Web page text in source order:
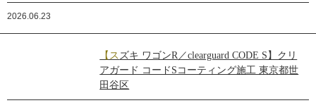
2026.06.23
【スズキ ワゴンR／clearguard CODE S】クリ
アガード コードSコーティング施工 東京都世
田谷区